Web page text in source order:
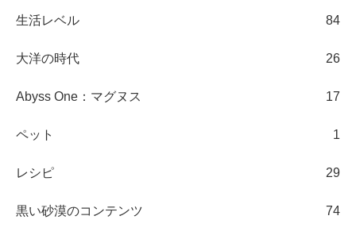
生活レベル 84
大洋の時代 26
Abyss One：マグヌス 17
ペット 1
レシピ 29
黒い砂漠のコンテンツ 74